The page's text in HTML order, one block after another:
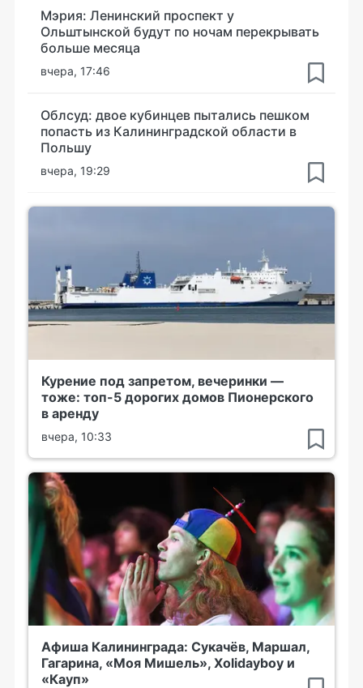
Мэрия: Ленинский проспект у
Ольштынской будут по ночам перекрывать
больше месяца
вчера, 17:46
Облсуд: двое кубинцев пытались пешком
попасть из Калининградской области в
Польшу
вчера, 19:29
Курение под запретом, вечеринки —
тоже: топ-5 дорогих домов Пионерского
в аренду
вчера, 10:33
Афиша Калининграда: Сукачёв, Маршал,
Гагарина, «Моя Мишель», Xolidayboy и
«Кауп»